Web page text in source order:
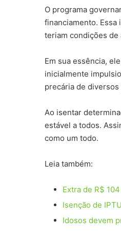
O programa
financiamento. Essa
teriam condições de
Em sua essência,
inicialmente
precária de
Ao isentar
estável a todos.
como um todo.
Leia também:
Extra de R$
Isenção de
Idosos devem